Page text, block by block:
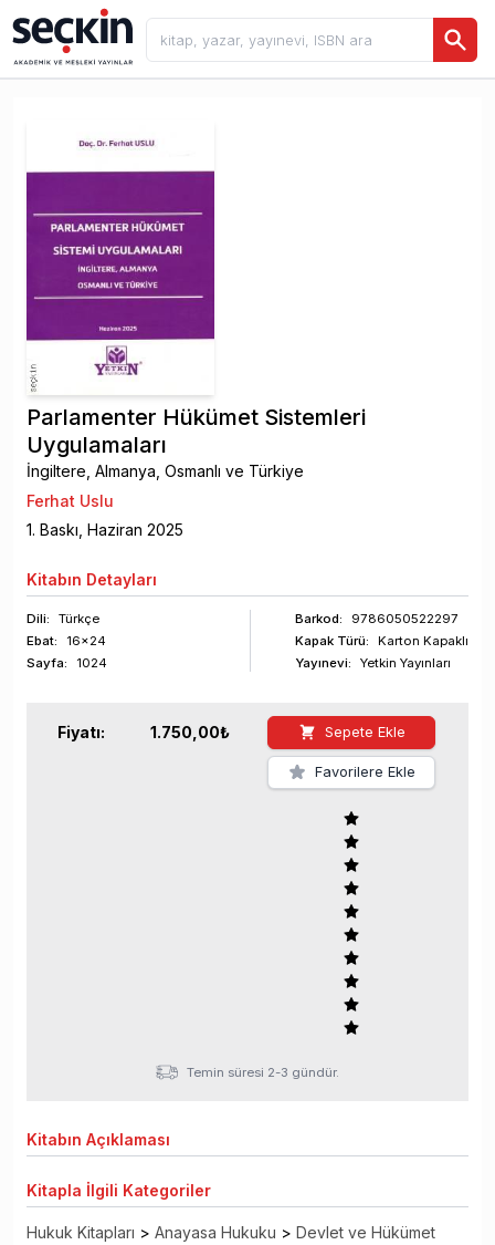
Parlamenter Hükümet Sistemleri
Uygulamaları
İngiltere, Almanya, Osmanlı ve Türkiye
Ferhat Uslu
1. Baskı, Haziran 2025
Kitabın Detayları
Dili:
Türkçe
Ebat:
16x24
Sayfa: 1024
Barkod:
9786050522297
Kapak Türü:
Karton Kapaklı
Yayınevi:
Yetkin Yayınları
Fiyatı: 1.750,00₺ Sepete Ekle
Favorilere Ekle
Temin süresi 2-3 gündür.
Kitabın Açıklaması
Kitapla İlgili Kategoriler
Hukuk Kitapları > Anayasa Hukuku > Devlet ve Hükümet